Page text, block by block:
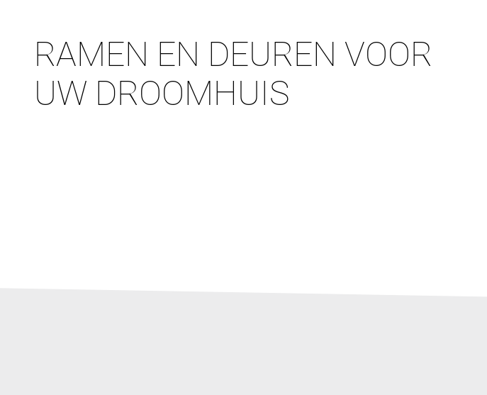
RAMEN EN DEUREN VOOR
UW DROOMHUIS